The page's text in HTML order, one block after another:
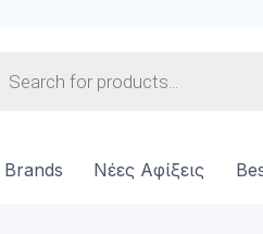
Brands Νέες Αφίξεις